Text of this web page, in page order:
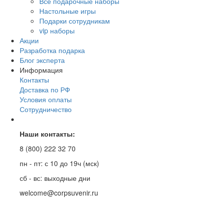
Настольные игры
Подарки сотрудникам
vip наборы
Акции
Разработка подарка
Блог эксперта
Информация
Контакты
Доставка по РФ
Условия оплаты
Сотрудничество
Наши контакты:
8 (800) 222 32 70
пн - пт: с 10 до 19ч (мск)
сб - вс: выходные дни
welcome@corpsuvenir.ru